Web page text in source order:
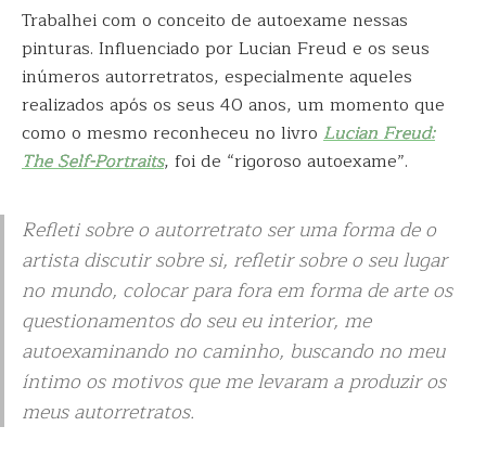
Trabalhei com o conceito de autoexame nessas
pinturas. Influenciado por Lucian Freud e os seus
inúmeros autorretratos, especialmente aqueles
realizados após os seus 40 anos, um momento que
como o mesmo reconheceu no livro Lucian Freud:
The Self-Portraits, foi de “rigoroso autoexame”.
Refleti sobre o autorretrato ser uma forma de o
artista discutir sobre si, refletir sobre o seu lugar
no mundo, colocar para fora em forma de arte os
questionamentos do seu eu interior, me
autoexaminando no caminho, buscando no meu
íntimo os motivos que me levaram a produzir os
meus autorretratos.